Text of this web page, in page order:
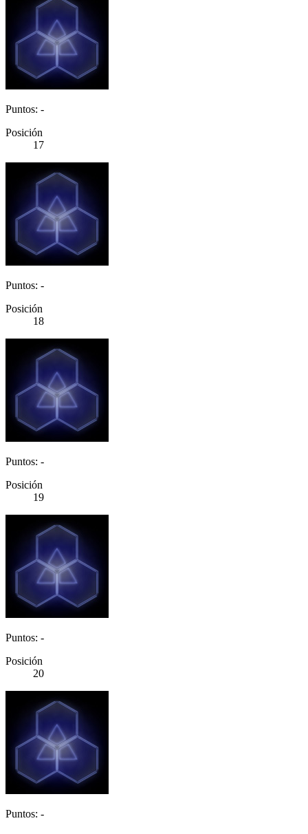
Puntos: -
Posición
17
Puntos: -
Posición
18
Puntos: -
Posición
19
Puntos: -
Posición
20
Puntos: -